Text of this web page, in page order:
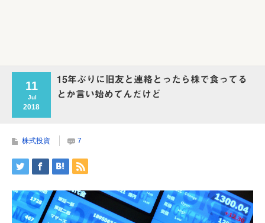
11
Jul
2018
15年ぶりに旧友と連絡とったら株で食ってる
とか言い始めてんだけど
株式投資 7